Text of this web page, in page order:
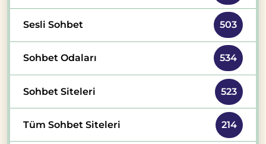
Sesli Sohbet 503
Sohbet Odaları 534
Sohbet Siteleri 523
Tüm Sohbet Siteleri 214